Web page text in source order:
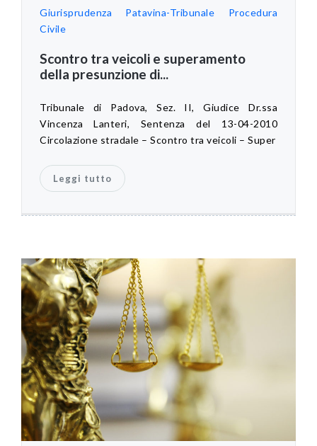
Giurisprudenza Patavina-Tribunale
Procedura
Civile
Scontro tra veicoli e superamento
della presunzione di...
Tribunale di Padova, Sez. II, Giudice Dr.ssa
Vincenza Lanteri, Sentenza del 13-04-2010
Circolazione stradale – Scontro tra veicoli – Super
Leggi tutto